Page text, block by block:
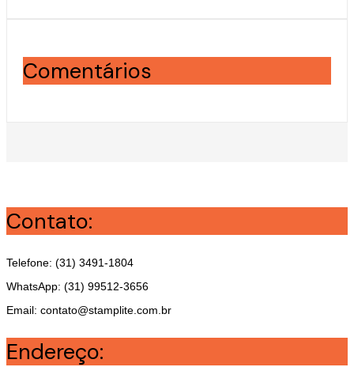
Comentários
Contato:
Telefone: (31) 3491-1804
WhatsApp: (31) 99512-3656
Email: contato@stamplite.com.br
Endereço: